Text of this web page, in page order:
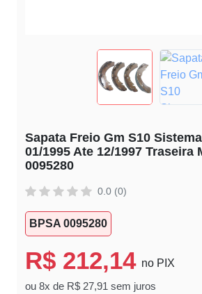
Sapata Freio Gm S10
01/1995 Ate 12/1997 Traseira
0095280
0.0 (0)
BPSA 0095280
R$ 212,14 no PIX
ou 8x de R$ 27,91 sem juros